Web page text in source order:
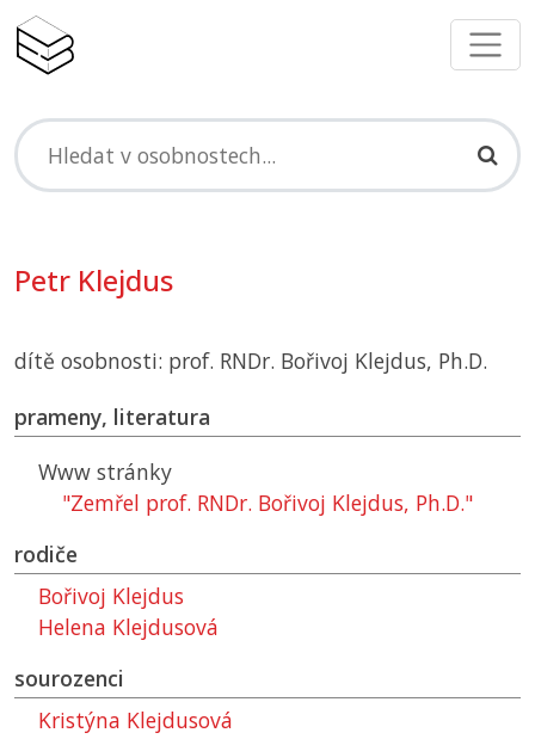
Petr Klejdus
dítě osobnosti: prof. RNDr. Bořivoj Klejdus, Ph.D.
prameny, literatura
Www stránky
"Zemřel prof. RNDr. Bořivoj Klejdus, Ph.D."
rodiče
Bořivoj Klejdus
Helena Klejdusová
sourozenci
Kristýna Klejdusová